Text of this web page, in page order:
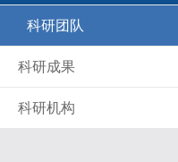
科研团队
科研成果
科研机构